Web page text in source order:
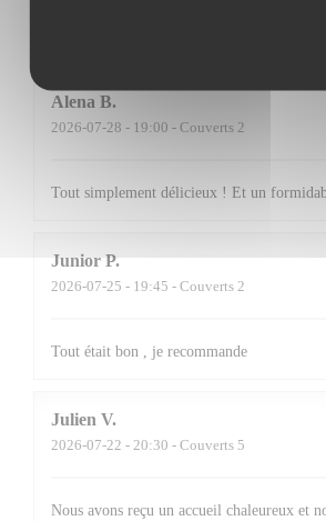
fluide, prévenante et jamais intrusive.
attentions délicates, on se sent
Alena B
2026-07-28 - 19:00 - Couverts 2
Tout simplement délicieux ! Et un
Junior P
2026-07-25 - 19:45 - Couverts 2
Tout était bon , je recommande
Julien V
2026-07-22 - 20:30 - Couverts 5
Nous avons reçu un accueil chaleureux et